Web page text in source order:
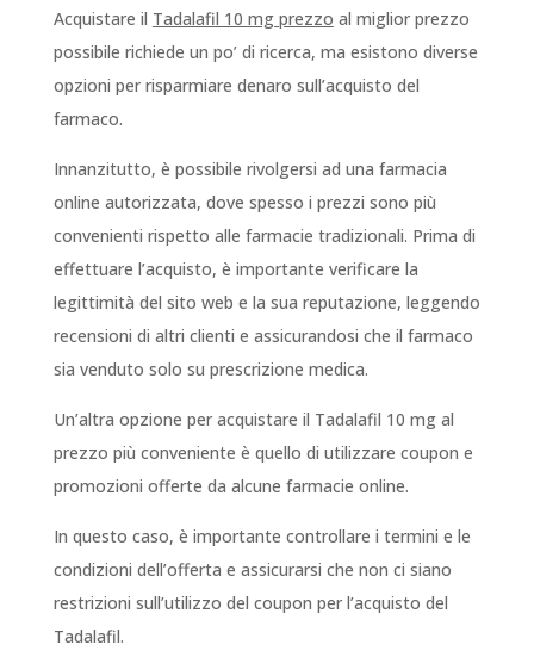
Acquistare il Tadalafil 10 mg prezzo al miglior prezzo
possibile richiede un po’ di ricerca, ma esistono diverse
opzioni per risparmiare denaro sull’acquisto del
farmaco.
Innanzitutto, è possibile rivolgersi ad una farmacia
online autorizzata, dove spesso i prezzi sono più
convenienti rispetto alle farmacie tradizionali. Prima di
effettuare l’acquisto, è importante verificare la
legittimità del sito web e la sua reputazione, leggendo
recensioni di altri clienti e assicurandosi che il farmaco
sia venduto solo su prescrizione medica.
Un’altra opzione per acquistare il Tadalafil 10 mg al
prezzo più conveniente è quello di utilizzare coupon e
promozioni offerte da alcune farmacie online.
In questo caso, è importante controllare i termini e le
condizioni dell’offerta e assicurarsi che non ci siano
restrizioni sull’utilizzo del coupon per l’acquisto del
Tadalafil.